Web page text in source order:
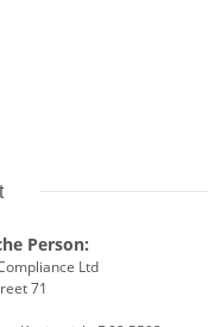
Person:
Ltd
71